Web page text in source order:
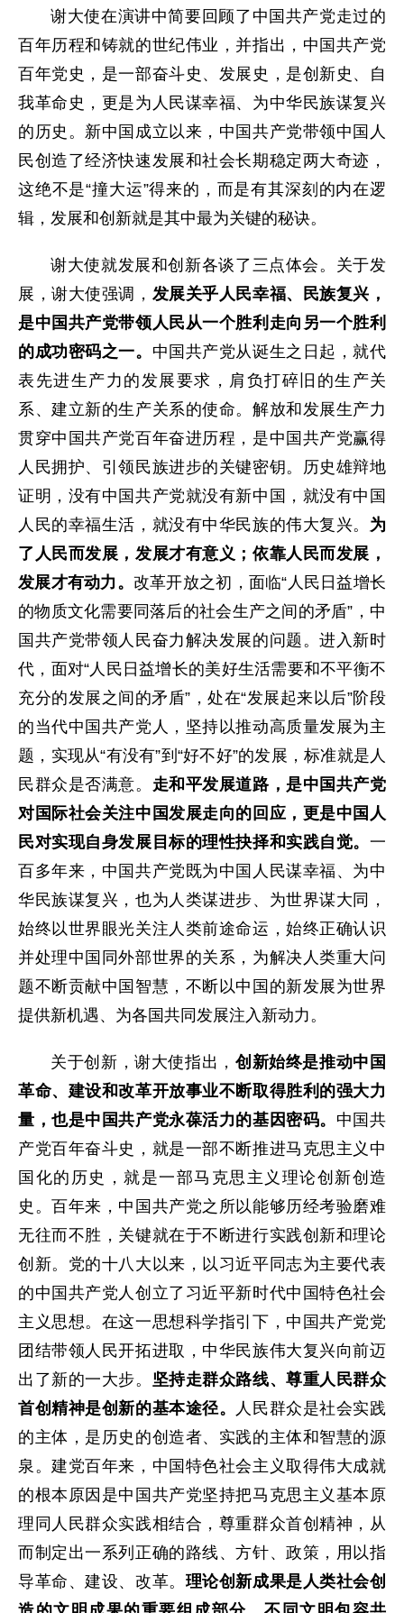
谢大使在演讲中简要回顾了中国共产党走过的
百年历程和铸就的世纪伟业，并指出，中国共产党
百年党史，是一部奋斗史、发展史，是创新史、自
我革命史，更是为人民谋幸福、为中华民族谋复兴
的历史。新中国成立以来，中国共产党带领中国人
民创造了经济快速发展和社会长期稳定两大奇迹，
这绝不是“撞大运”得来的，而是有其深刻的内在逻
辑，发展和创新就是其中最为关键的秘诀。
谢大使就发展和创新各谈了三点体会。关于发
展，谢大使强调， 发展关乎人民幸福、民族复兴，
是中国共产党带领人民从一个胜利走向另一个胜利
的成功密码之一。 中国共产党从诞生之日起，就代
表先进生产力的发展要求，肩负打碎旧的生产关
系、建立新的生产关系的使命。解放和发展生产力
贯穿中国共产党百年奋进历程，是中国共产党赢得
人民拥护、引领民族进步的关键密钥。历史雄辩地
证明，没有中国共产党就没有新中国，就没有中国
人民的幸福生活，就没有中华民族的伟大复兴。 为
了人民而发展，发展才有意义；依靠人民而发展，
发展才有动力。 改革开放之初，面临“人民日益增长
的物质文化需要同落后的社会生产之间的矛盾”，中
国共产党带领人民奋力解决发展的问题。进入新时
代，面对“人民日益增长的美好生活需要和不平衡不
充分的发展之间的矛盾”，处在“发展起来以后”阶段
的当代中国共产党人，坚持以推动高质量发展为主
题，实现从“有没有”到“好不好”的发展，标准就是人
民群众是否满意。 走和平发展道路，是中国共产党
对国际社会关注中国发展走向的回应，更是中国人
民对实现自身发展目标的理性抉择和实践自觉。 一
百多年来，中国共产党既为中国人民谋幸福、为中
华民族谋复兴，也为人类谋进步、为世界谋大同，
始终以世界眼光关注人类前途命运，始终正确认识
并处理中国同外部世界的关系，为解决人类重大问
题不断贡献中国智慧，不断以中国的新发展为世界
提供新机遇、为各国共同发展注入新动力。
关于创新，谢大使指出， 创新始终是推动中国
革命、建设和改革开放事业不断取得胜利的强大力
量，也是中国共产党永葆活力的基因密码。 中国共
产党百年奋斗史，就是一部不断推进马克思主义中
国化的历史，就是一部马克思主义理论创新创造
史。百年来，中国共产党之所以能够历经考验磨难
无往而不胜，关键就在于不断进行实践创新和理论
创新。党的十八大以来，以习近平同志为主要代表
的中国共产党人创立了习近平新时代中国特色社会
主义思想。在这一思想科学指引下，中国共产党党
团结带领人民开拓进取，中华民族伟大复兴向前迈
出了新的一大步。 坚持走群众路线、尊重人民群众
首创精神是创新的基本途径。
人民群众是社会实践
的主体，是历史的创造者、实践的主体和智慧的源
泉。建党百年来，中国特色社会主义取得伟大成就
的根本原因是中国共产党坚持把马克思主义基本原
理同人民群众实践相结合，尊重群众首创精神，从
而制定出一系列正确的路线、方针、政策，用以指
导革命、建设、改革。 理论创新成果是人类社会创